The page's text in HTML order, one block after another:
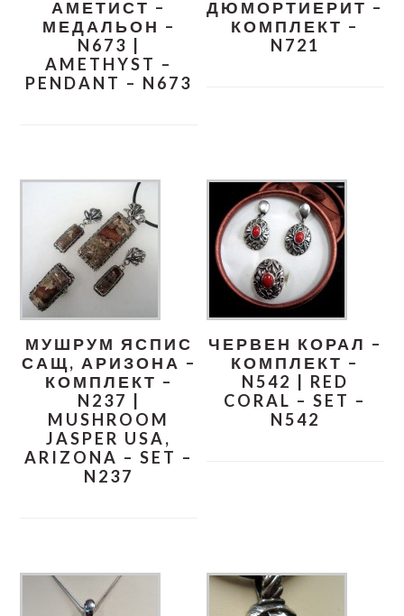
АМЕТИСТ –
МЕДАЛЬОН –
N673 |
AMETHYST –
PENDANT – N673
ДЮМОРТИЕРИТ –
КОМПЛЕКТ –
N721
МУШРУМ ЯСПИС
САЩ, АРИЗОНА –
КОМПЛЕКТ –
N237 |
MUSHROOM
JASPER USA,
ARIZONA – SET –
N237
ЧЕРВЕН КОРАЛ –
КОМПЛЕКТ –
N542 | RED
CORAL – SET –
N542